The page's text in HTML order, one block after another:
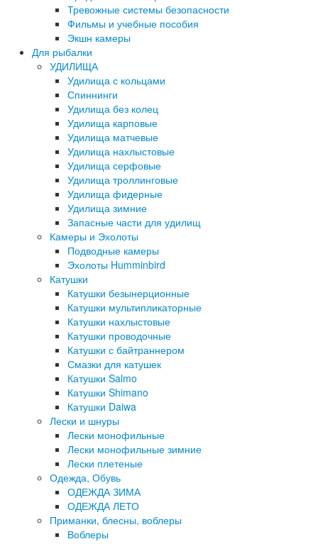
Тревожные системы безопасности
Фильмы и учебные пособия
Экшн камеры
Для рыбалки
УДИЛИЩА
Удилища с кольцами
Спиннинги
Удилища без колец
Удилища карповые
Удилища матчевые
Удилища нахлыстовые
Удилища серфовые
Удилища троллинговые
Удилища фидерные
Удилища зимние
Запасные части для удилищ
Камеры и Эхолоты
Подводные камеры
Эхолоты Humminbird
Катушки
Катушки безынерционные
Катушки мультипликаторные
Катушки нахлыстовые
Катушки проводочные
Катушки с байтраннером
Смазки для катушек
Катушки Salmo
Катушки Shimano
Катушки Daiwa
Лески и шнуры
Лески монофильные
Лески монофильные зимние
Лески плетеные
Одежда, Обувь
ОДЕЖДА ЗИМА
ОДЕЖДА ЛЕТО
Приманки, блесны, воблеры
Воблеры